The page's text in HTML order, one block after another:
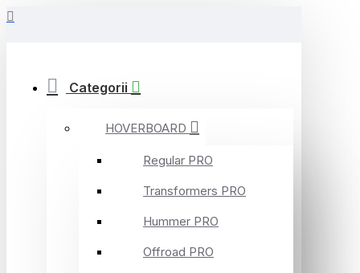
Categorii
HOVERBOARD
Regular PRO
Transformers PRO
Hummer PRO
Offroad PRO